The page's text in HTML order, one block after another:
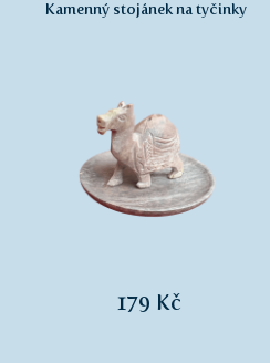
Kamenný stojánek na tyčinky
179 Kč